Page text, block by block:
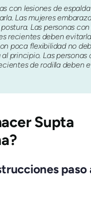
con lesiones de
Las mujeres
Las personas
recientes deben
poca flexibilidad no
principio. Las personas
de rodilla deben
Supta
?
paso